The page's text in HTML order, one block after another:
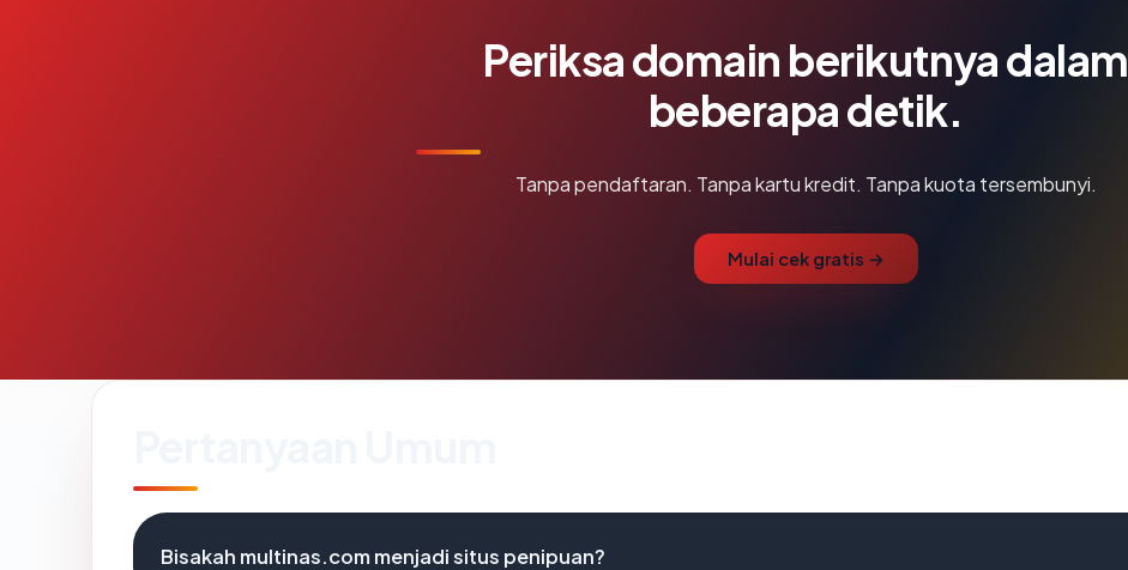
Periksa domain berikutnya dalam
beberapa detik.
Tanpa pendaftaran. Tanpa kartu kredit. Tanpa kuota tersembunyi.
Mulai cek gratis →
Bisakah multinas.com menjadi situs penipuan?